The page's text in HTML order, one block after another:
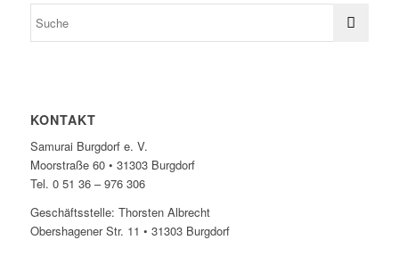
KONTAKT
Samurai Burgdorf e. V.
Moorstraße 60 • 31303 Burgdorf
Tel. 0 51 36 – 976 306
Geschäftsstelle: Thorsten Albrecht
Obershagener Str. 11 • 31303 Burgdorf